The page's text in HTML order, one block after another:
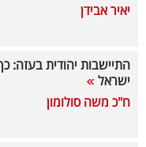
40
יאיר אבידן
התיישבות יהודית בעזה:
ישראל
ח"כ משה סולומון